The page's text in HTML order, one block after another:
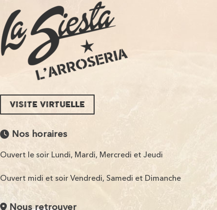
VISITE VIRTUELLE
Nos horaires
Ouvert le soir Lundi, Mardi, Mercredi et Jeudi
Ouvert midi et soir Vendredi, Samedi et Dimanche
Nous retrouver